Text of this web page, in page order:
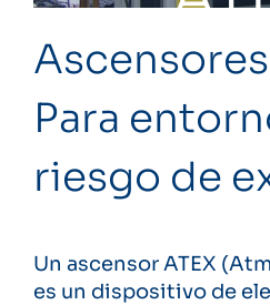
Ascensores
Para
riesgo de
Un ascensor ATEX
es un dispositivo de